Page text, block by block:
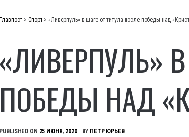
Главпост > Спорт > «Ливерпуль» в шаге от титула после победы над
«ЛИВЕРПУЛЬ»
ПОБЕДЫ НАД
PUBLISHED ON 25 ИЮНЯ, 2020 BY ПЕТР ЮРЬЕВ